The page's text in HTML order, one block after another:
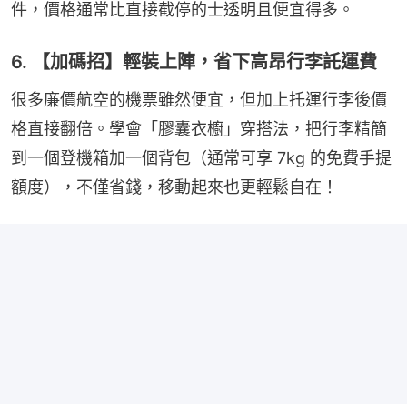
件，價格通常比直接截停的士透明且便宜得多。
6. 【加碼招】輕裝上陣，省下高昂行李託運費
很多廉價航空的機票雖然便宜，但加上托運行李後價
格直接翻倍。學會「膠囊衣櫥」穿搭法，把行李精簡
到一個登機箱加一個背包（通常可享 7kg 的免費手提
額度），不僅省錢，移動起來也更輕鬆自在！